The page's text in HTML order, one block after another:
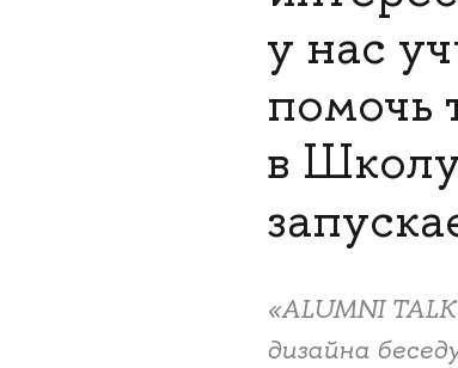
у нас
помочь
в
«ALUMNI
дизайна